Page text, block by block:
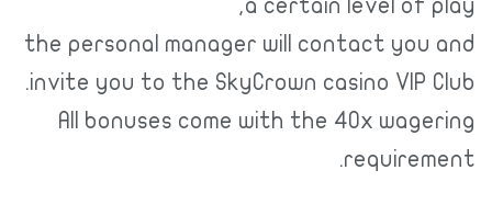
a certain level of play,
the personal manager will contact you and
invite you to the SkyCrown casino VIP Club.
All bonuses come with the 40x wagering
requirement.